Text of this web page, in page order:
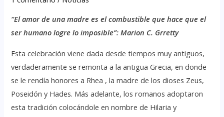
“El amor de una madre es el combustible que hace que el
ser humano logre lo imposible”: Marion C. Grretty
Esta celebración viene dada desde tiempos muy antiguos,
verdaderamente se remonta a la antigua Grecia, en donde
se le rendía honores a Rhea , la madre de los dioses Zeus,
Poseidón y Hades. Más adelante, los romanos adoptaron
esta tradición colocándole en nombre de Hilaria y